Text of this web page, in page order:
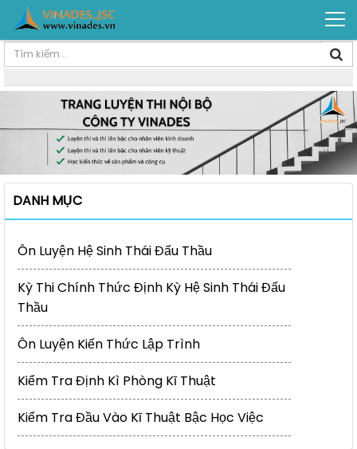
DANH MỤC
Ôn Luyện Hệ Sinh Thái Đấu Thầu
Kỳ Thi Chính Thức Định Kỳ Hệ Sinh Thái Đấu
Thầu
Ôn Luyện Kiến Thức Lập Trình
Kiểm Tra Định Kì Phòng Kĩ Thuật
Kiểm Tra Đầu Vào Kĩ Thuật Bậc Học Việc